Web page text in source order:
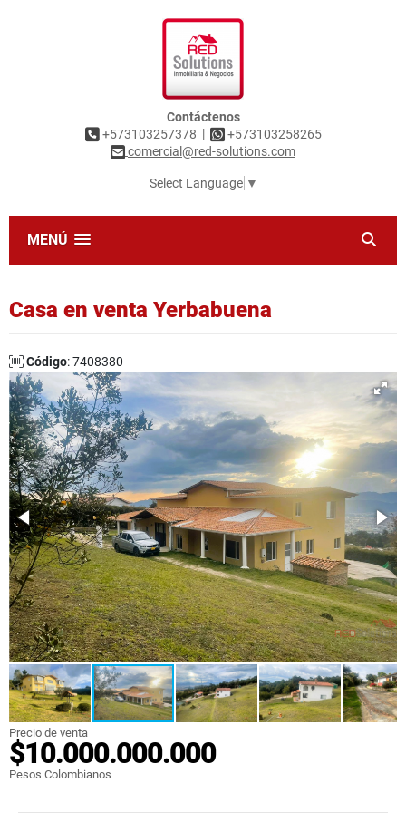
Contáctenos
+573103257378 |
+573103258265
comercial@red-solutions.com
Select Language ▼
MENÚ
Casa en venta Yerbabuena
Código: 7408380
Precio de venta
$10.000.000.000
Pesos Colombianos